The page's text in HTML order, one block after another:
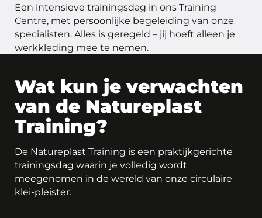
Een intensieve trainingsdag in ons Training
Centre, met persoonlijke begeleiding van onze
specialisten. Alles is geregeld – jij hoeft alleen je
werkkleding mee te nemen.
Wat kun je verwachten
van de Natureplast
Training?
De Natureplast Training is een praktijkgerichte
trainingsdag waarin je volledig wordt
meegenomen in de wereld van onze circulaire
klei-pleister.